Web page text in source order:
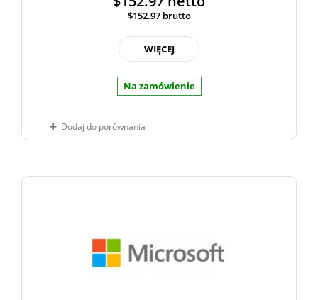
$152.97 brutto
WIĘCEJ
Na zamówienie
Dodaj do porównania